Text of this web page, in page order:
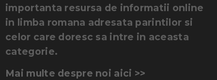
importanta resursa de informatii online
in limba romana adresata parintilor si
celor care doresc sa intre in aceasta
categorie.
Mai multe despre noi aici >>